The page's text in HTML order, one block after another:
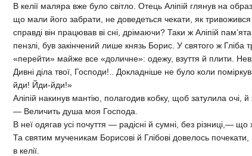
В келії маляра вже було світло. Отець Аліпій глянув на
що мали його забрати, не доведеться чекати, як
справді він працював ві сні, дрімаючи? Таки ж Аліпій
пензлі, був закінчений лише князь Борис. У святого ж Гліба
«перейти» майже все «доличне»: одежу, взуття й плити.
Дивні діла твої, Господи!.. Докладніше не було коли
йди! Йди-йди!»
Аліпій накинув мантію, полагодив кобку, щоб затулила очі,
— Величить душа моя Господа.
В неї одягав усі почуття — радісні й сумні, без різниці,— що
Та святим мученикам Борисові й Глібові довелось
в келії.